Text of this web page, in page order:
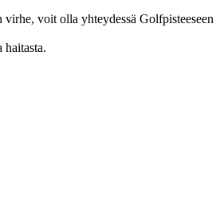
voit olla yhteydessä Golfpisteeseen
haitasta.